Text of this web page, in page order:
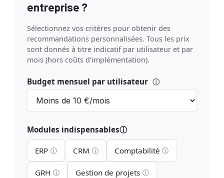
entreprise ?
Sélectionnez vos critères pour obtenir des
recommandations personnalisées. Tous les prix
sont donnés à titre indicatif par utilisateur et par
mois (hors coûts d’implémentation).
Budget mensuel par utilisateur ⓘ
Modules indispensablesⓘ
ERP ⓘ CRM ⓘ Comptabilité ⓘ
GRH ⓘ Gestion de projets ⓘ